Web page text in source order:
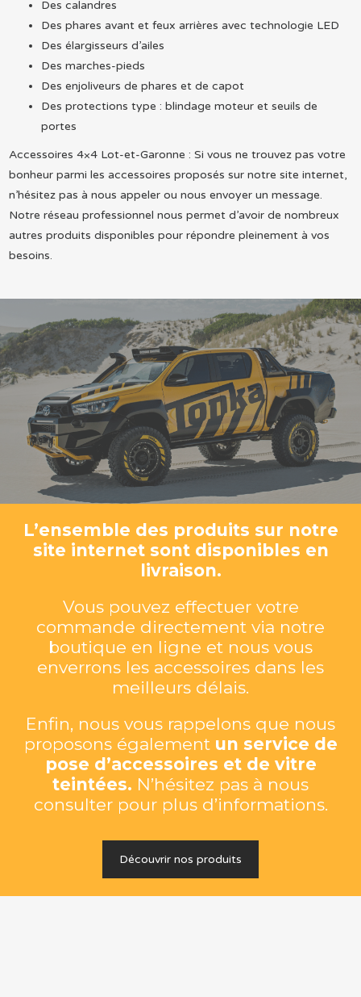
Des calandres
Des phares avant et feux arrières avec technologie LED
Des élargisseurs d’ailes
Des marches-pieds
Des enjoliveurs de phares et de capot
Des protections type : blindage moteur et seuils de
portes
Accessoires 4×4 Lot-et-Garonne : Si vous ne trouvez pas votre
bonheur parmi les accessoires proposés sur notre site internet,
n’hésitez pas à nous appeler ou nous envoyer un message.
Notre réseau professionnel nous permet d’avoir de nombreux
autres produits disponibles pour répondre pleinement à vos
besoins.
L’ensemble des produits sur notre
site internet sont disponibles en
livraison.
Vous pouvez effectuer votre
commande directement via notre
boutique en ligne et nous vous
enverrons les accessoires dans les
meilleurs délais.
Enfin, nous vous rappelons que nous
proposons également un service de
pose d’accessoires et de vitre
teintées. N’hésitez pas à nous
consulter pour plus d’informations.
Découvrir nos produits